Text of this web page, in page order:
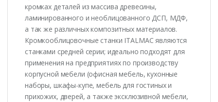
кромках деталей из массива древесины,
ламинированного и необлицованного ДСП, МДФ,
а так же различных композитных материалов.
Кромкооблицовочные станки ITALMAC являются
станками средней серии; идеально подходят для
применения на предприятиях по производству
корпусной мебели (офисная мебель, кухонные
наборы, шкафы-купе, мебель для гостиных и
прихожих, дверей, а также эксклюзивной мебели,